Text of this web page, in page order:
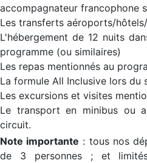
accompagnateur francophone
Les transferts aéroports/
L'hébergement de 12 nuits
programme (ou similaires)
Les repas mentionnés au
La formule All Inclusive lors du
Les excursions et visites
Le transport en minibus ou
circuit.
Note importante : tous nos
de 3 personnes ; et